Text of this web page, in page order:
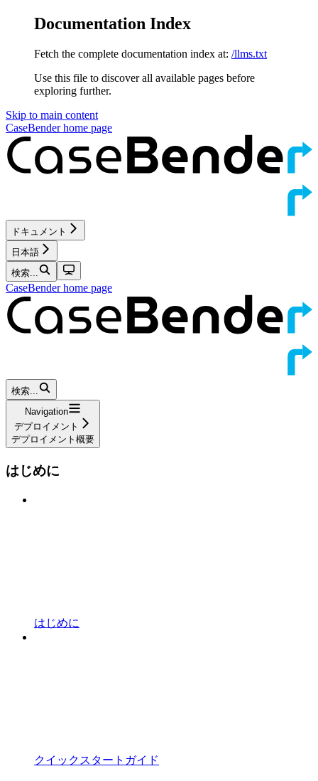
Documentation Index
Fetch the complete documentation index at: /llms.txt
Use this file to discover all available pages before
exploring further.
Skip to main content
CaseBenderhome page
ドキュメント
日本語
検索...
CaseBenderhome page
検索...
Navigation
デプロイメント
デプロイメント概要
はじめに
はじめに
クイックスタートガイド